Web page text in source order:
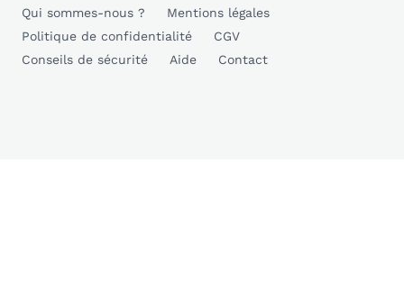
Qui sommes-nous ?
Mentions légales
Politique de confidentialité
CGV
Conseils de sécurité
Aide Contact